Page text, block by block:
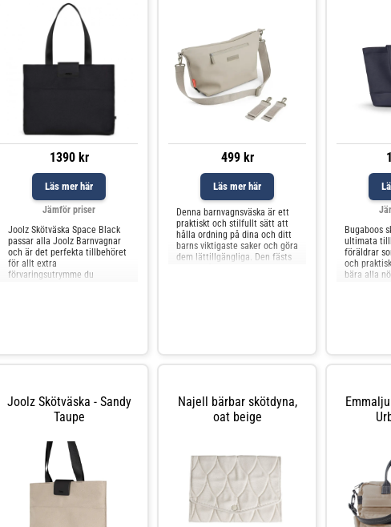
1390 kr
Läs mer här
Jämför priser
Joolz Skötväska Space Black
passar alla Joolz Barnvagnar
och är det perfekta tillbehöret
för allt extra
förvaringsutrymme du
499 kr
Läs mer här
Denna barnvagnsväska är ett
praktiskt och stilfullt sätt att
hålla ordning på dina och ditt
barns viktigaste saker och göra
dem lättillgängliga. Den fästs
Bugaboos
ultimata
föräldrar
och
bära alla
Joolz Skötväska - Sandy
Taupe
Najell bärbar skötdyna,
oat beige